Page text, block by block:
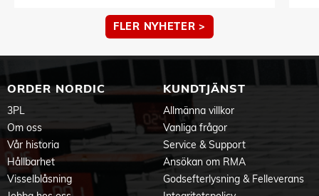
FLER NYHETER >
ORDER NORDIC
3PL
Om oss
Vår historia
Hållbarhet
Visselblåsning
KUNDTJÄNST
Allmänna villkor
Vanliga frågor
Service & Support
Ansökan om RMA
Godsefterlysning & Felleverans